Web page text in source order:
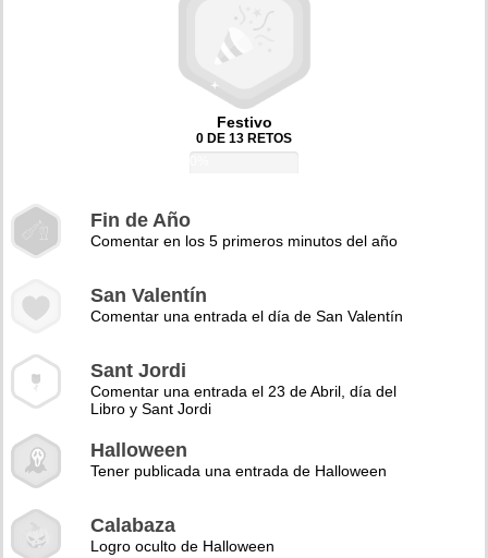
Festivo
0 DE 13 RETOS
Fin de Año
Comentar en los 5 primeros minutos del año
San Valentín
Comentar una entrada el día de San Valentín
Sant Jordi
Comentar una entrada el 23 de Abril, día del
Libro y Sant Jordi
Halloween
Tener publicada una entrada de Halloween
Calabaza
Logro oculto de Halloween